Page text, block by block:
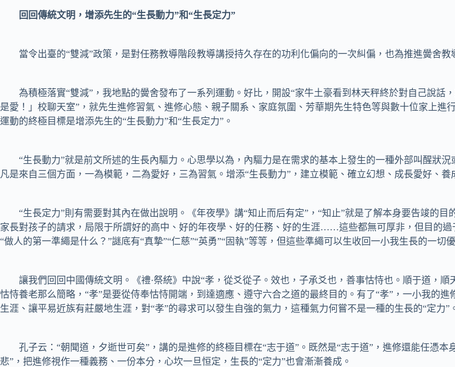
回回傳統文明，增添先生的“生長動力”和“生長定力”
當令出臺的“雙減”政策，是對任務教導階段教導講授持久存在的功利化偏向的一次糾偏，也為推進黌舍教
為積極落實“雙減”，我地點的黌舍發布了一系列運動。好比，開設“家牛土豪看到林天秤終於對自己說話
是愛！」校聊天室”，就先生進修習氣、進修心態、親子關系、家庭氛圍、芳華期先生特色等與數十位家上進
運動的終極目標是增添先生的“生長動力”和“生長定力”。
“生長動力”就是前文所述的生長內驅力。心思學以為，內驅力是在需求的基本上發生的一種外部叫醒狀
凡是來自三個方面，一為模範，二為愛好，三為習氣。增添“生長動力”，建立模範、確立幻想、成長愛好、養
“生長定力”則有需要對其內在做出說明。《年夜學》講“知止而后有定”，“知止”就是了解本身要告竣的
家長對孩子的請求，局限于所謂好的高中、好的年夜學、好的任務、好的生涯……這些都無可厚非，但目的過
“做人的第一準繩是什么？”謎底有“真摯”“仁慈”“英勇”“固執”等等，但這些準繩可以生收回一小我生長的一切
讓我們回回中國傳統文明。《禮·祭統》中說“孝，從爻從子。效也，子承爻也，善事怙恃也。順于道，順
怙恃養老那么簡略，“孝”是要從侍奉怙恃開端，到達適應、遵守六合之道的最終目的。有了“孝”，一小我的
生涯、讓平易近族有莊嚴地生涯，對“孝”的尋求可以發生自強的氣力，這種氣力何嘗不是一種的生長的“定力”
孔子云：“朝聞道，夕逝世可矣”，講的是進修的終極目標在“志于道”。既然是“志于道”，進修還能任憑本
悲”，把進修視作一種義務、一份本分，心坎一旦恒定，生長的“定力”也會漸漸養成。